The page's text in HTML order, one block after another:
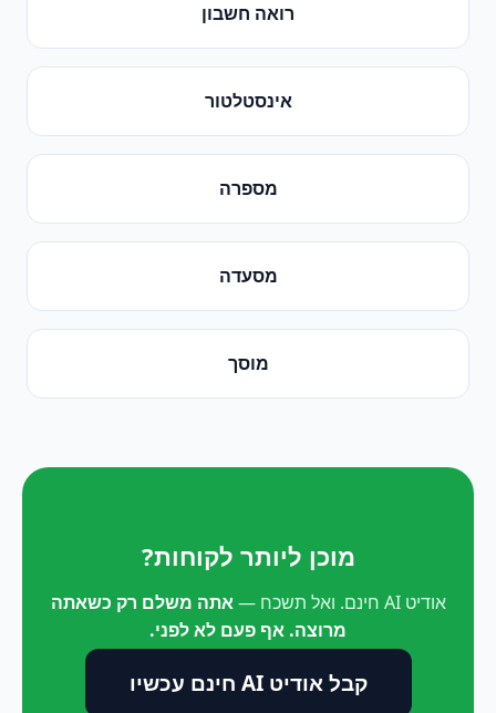
רואה חשבון
אינסטלטור
מספרה
מסעדה
מוסך
מוכן ליותר לקוחות?
אודיט AI חינם. ואל תשכח —
אתה משלם רק כשאתה
מרוצה. אף פעם לא לפני.
קבל אודיט AI חינם עכשיו